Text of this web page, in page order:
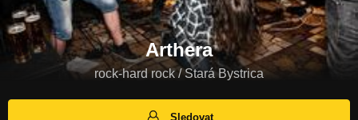
Arthera
rock-hard rock / Stará Bystrica
Sledovat